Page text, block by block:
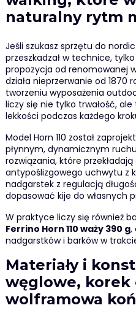
naturalny rytm
Jeśli szukasz sprzętu do
przeszkadzał w technice, tylko
propozycja od renomowanej
działa nieprzerwanie od 1870
tworzeniu wyposażenia
liczy się nie tylko trwałość,
lekkości podczas każdego
Model Horn 110 został
płynnym, dynamicznym
rozwiązania, które
antypoślizgowego uchwytu z
nadgarstek z regulacją
dopasować kije do własnych
W praktyce liczy się również
Ferrino Horn 110 waży 390 g,
nadgarstków i barków w
Materiały i
węglowe, korek
wolframowa